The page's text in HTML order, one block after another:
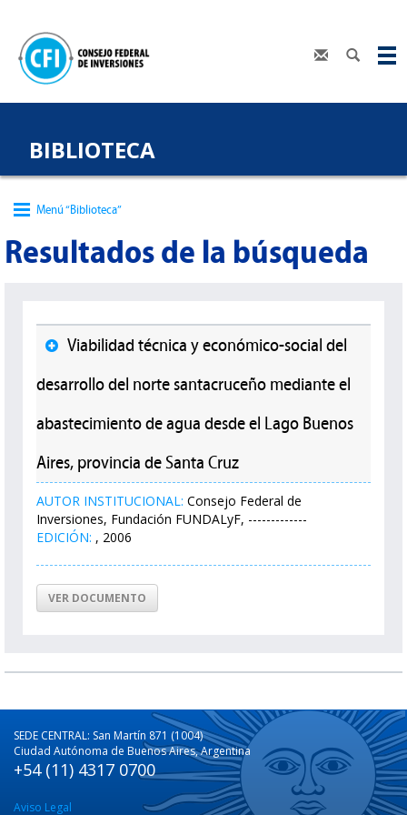
BIBLIOTECA
Menú “Biblioteca”
Resultados de la búsqueda
Viabilidad técnica y económico-social del
desarrollo del norte santacruceño mediante el
abastecimiento de agua desde el Lago Buenos
Aires, provincia de Santa Cruz
AUTOR INSTITUCIONAL: Consejo Federal de
Inversiones, Fundación FUNDALyF, -------------
EDICIÓN: , 2006
VER DOCUMENTO
SEDE CENTRAL: San Martín 871 (1004)
Ciudad Autónoma de Buenos Aires, Argentina
+54 (11) 4317 0700
Aviso Legal